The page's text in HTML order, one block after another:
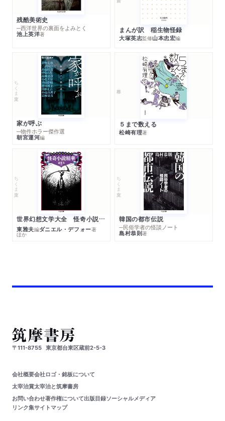
残酷美術史
─西洋世界の裏面をよみとく
池上英洋著 まんが訳 稲生物怪録
大塚英志監修山本忠宏編
ちくま文庫
家が呼ぶ
─物件ホラー傑作選
朝宮運河編
５まで数える
松崎有理著
ちくま文庫
世界幻想文学大全 怪奇小説精華
東雅夫編ダニエル・デフォー著
ほか
ちくま文庫
韓国の都市伝説
─民俗学者の怪談ノート
島村恭則著
〒111-8755 東京都台東区蔵前2-5-3
会社概要会社ロゴ・銘板について
太宰治賞太宰治と筑摩書房
お問い合わせ著作権について出版目録ソーシャルメディア
リンク集サイトマップ